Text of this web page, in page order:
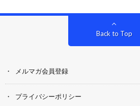
Back to Top
メルマガ会員登録
プライバシーポリシー